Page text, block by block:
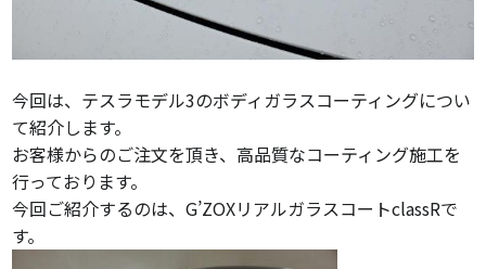
今回は、テスラモデル3のボディガラスコーティングについ
て紹介します。
お客様からのご注文を頂き、高品質なコーティング施工を
行っております。
今回ご紹介するのは、G’ZOXリアルガラスコートclassRで
す。